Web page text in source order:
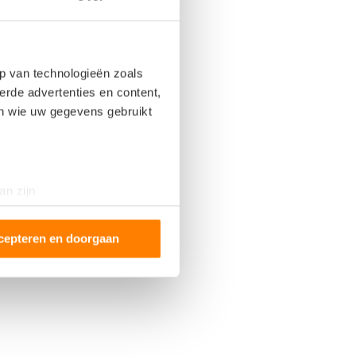
van technologieën zoals
advertenties en content,
wie uw gegevens gebruikt
zijn
detailgedeelte
te bieden en om ons
partners voor social
die u aan ze heeft
en doorgaan